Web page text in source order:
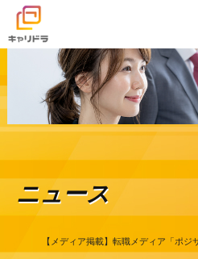
ニュース
【メディア掲載】転職メディア「ポジ
キャリドラについて
コース・カリキュラム
受講生の声